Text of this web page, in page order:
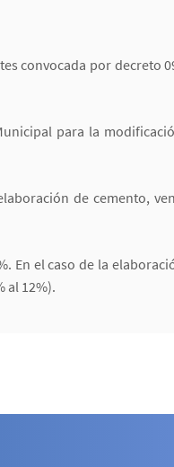
convocada por decreto
para la
de cemento,
En el caso de la
al 12%).